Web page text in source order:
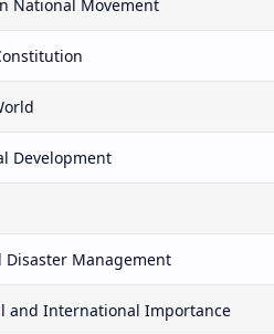
National Movement
Development
Disaster Management
and International Importance